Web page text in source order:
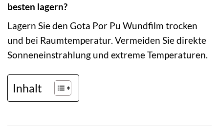
besten lagern?
Lagern Sie den Gota Por Pu Wundfilm trocken
und bei Raumtemperatur. Vermeiden Sie direkte
Sonneneinstrahlung und extreme Temperaturen.
Inhalt